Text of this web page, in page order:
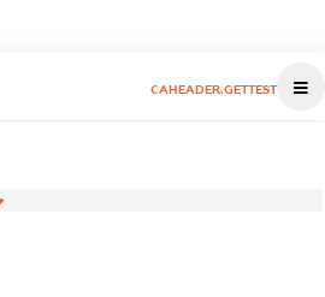
CAHEADER.GETTEST